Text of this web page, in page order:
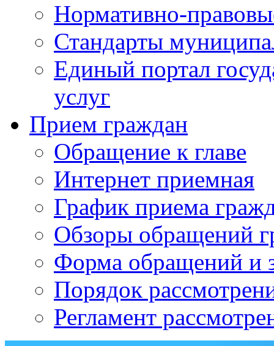
Нормативно-
Стандарты
Единый портал
услуг
Прием граждан
Обращение к главе
Интернет приемная
График приема
Обзоры обращений
Форма обращений и
Порядок
Регламент